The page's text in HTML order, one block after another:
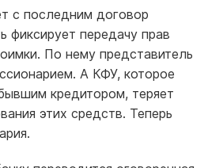
с последним договор
фиксирует передачу прав
По нему представитель
А КФУ, которое
кредитором, теряет
этих средств. Теперь